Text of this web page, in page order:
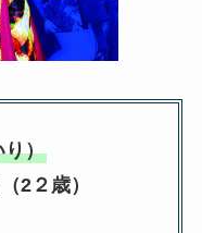
り）
2２歳）